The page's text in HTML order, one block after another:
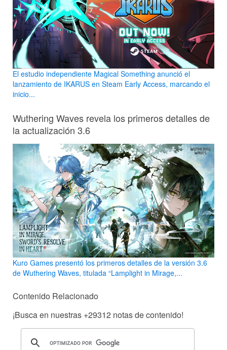
El estudio independiente Magical Something anunció el
lanzamiento de IKARUS en Steam Early Access, marcando el
inicio...
Wuthering Waves revela los primeros detalles de
la actualización 3.6
Kuro Games presentó los primeros detalles de la versión 3.6
de Wuthering Waves, titulada “Lamplight in Mirage,...
Contenido Relacionado
¡Busca en nuestras +29312 notas de contenido!